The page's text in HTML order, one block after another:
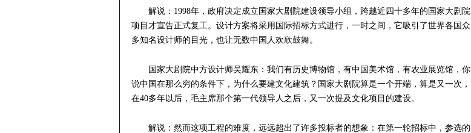
解说：1998年，政府决定成立国家大剧院建设领导小组，跨越近四十多年的国家大剧院
项目才宣告正式复工。设计方案将采用国际招标方式进行，一时之间，它吸引了世界各国众
多知名设计师的目光，也让无数中国人欢欣鼓舞。
国家大剧院中方设计师吴耀东：我们有历史博物馆，有中国美术馆，有农业展览馆，你
说中国在那么穷的条件下，为什么要建文化建筑？国家大剧院算是一个开端，算是又一次，
在40多年以后，毛主席那个第一代领导人之后，又一次提及文化项目的建设。
解说：然而这项工程的难度，远远超出了许多投标者的想象：在第一轮招标中，参选的